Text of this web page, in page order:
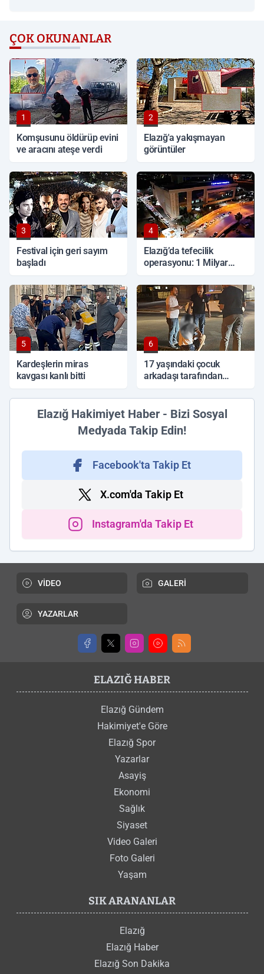
ÇOK OKUNANLAR
1
Komşusunu öldürüp evini
ve aracını ateşe verdi
2
Elazığ'a yakışmayan
görüntüler
3
Festival için geri sayım
başladı
4
Elazığ’da tefecilik
operasyonu: 1 Milyar
5
Kardeşlerin miras
kavgası kanlı bitti
6
17 yaşındaki çocuk
arkadaşı tarafından
Elazığ Hakimiyet Haber - Bizi Sosyal
Medyada Takip Edin!
Facebook'ta Takip Et
X.com'da Takip Et
Instagram'da Takip Et
VİDEO GALERİ
YAZARLAR
ELAZIĞ HABER
Elazığ Gündem
Hakimiyet'e Göre
Elazığ Spor
Yazarlar
Asayiş
Ekonomi
Sağlık
Siyaset
Video Galeri
Foto Galeri
Yaşam
SIK ARANANLAR
Elazığ
Elazığ Haber
Elazığ Son Dakika